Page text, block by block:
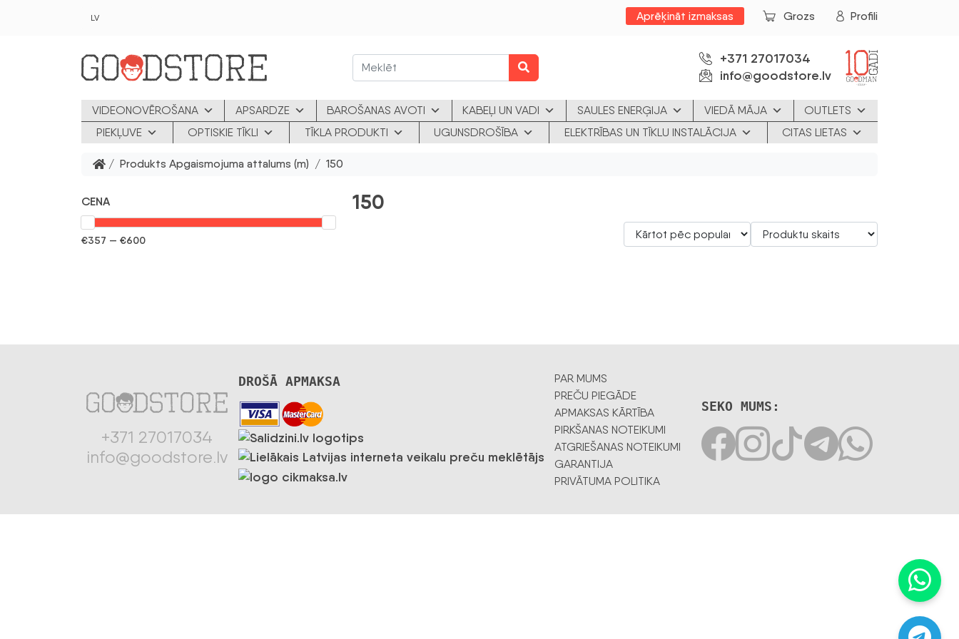
LV Aprēķināt izmaksas Grozs Profili
+371 27017034
info@goodstore.lv
VIDEONOVĒROŠANA APSARDZE BAROŠANAS AVOTI KABEĻI UN VADI SAULES ENERĢIJA VIEDĀ MĀJA
OUTLETS
PIEKĻUVE
OPTISKIE TĪKLI TĪKLA PRODUKTI UGUNSDROŠĪBA ELEKTRĪBAS UN TĪKLU INSTALĀCIJA CITAS LIETAS
/ Produkts Apgaismojuma attalums (m) / 150
CENA
€357 — €600
150
+371 27017034
info@goodstore.lv
DROŠĀ APMAKSA
PAR MUMS
PREČU PIEGĀDE
APMAKSAS KĀRTĪBA
PIRKŠANAS NOTEIKUMI
ATGRIEŠANAS NOTEIKUMI
GARANTIJA
PRIVĀTUMA POLITIKA
SEKO MUMS: